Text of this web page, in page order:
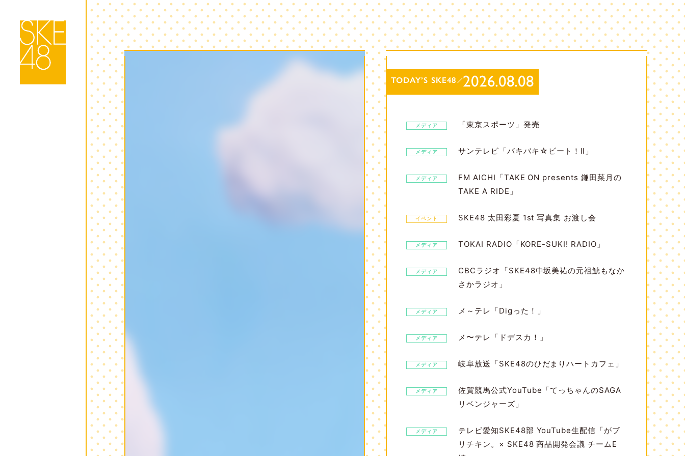
TODAY’S SKE48 2026.08.08
メディア 「東京スポーツ」発売
メディア サンテレビ「バキバキ☆ビート！Ⅱ」
メディア
FM AICHI「TAKE ON presents 鎌田菜月の
TAKE A RIDE」
イベント SKE48 太田彩夏 1st 写真集 お渡し会
メディア TOKAI RADIO「KORE-SUKI! RADIO」
メディア
CBCラジオ「SKE48中坂美祐の元祖鯱もなか
さかラジオ」
メディア メ～テレ「Digった！」
メディア メ〜テレ「ドデスカ！」
メディア 岐阜放送「SKE48のひだまりハートカフェ」
メディア
佐賀競馬公式YouTube「てっちゃんのSAGA
リベンジャーズ」
メディア
テレビ愛知SKE48部 YouTube生配信「がブ
リチキン。× SKE48 商品開発会議 チームE